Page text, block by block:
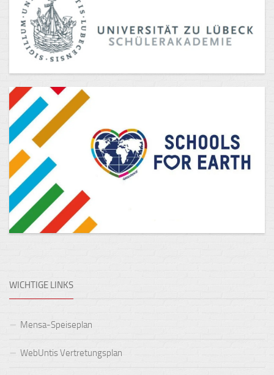
WICHTIGE LINKS
Mensa-Speiseplan
WebUntis Vertretungsplan